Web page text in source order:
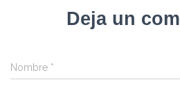
Deja un
Nombre *